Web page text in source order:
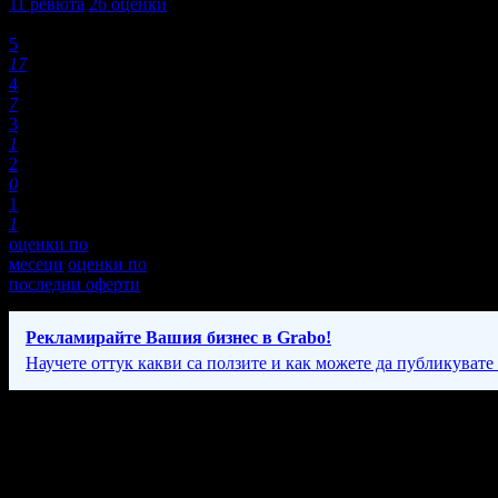
11 ревюта 26 оценки
5
17
4
7
3
1
2
0
1
1
оценки по
месеци оценки по
последни оферти
Рекламирайте Вашия бизнес в Grabo!
Научете оттук какви са ползите и как можете да публикувате